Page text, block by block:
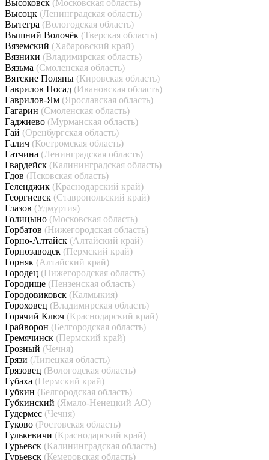
Высоковск (Московская область)
Высоцк (Ленинградская область)
Вытегра (Вологодская область)
Вышний Волочёк (Тверская область)
Вяземский (Хабаровский край)
Вязники (Владимирская область)
Вязьма (Смоленская область)
Вятские Поляны (Кировская область)
Гаврилов Посад (Ивановская область)
Гаврилов-Ям (Ярославская область)
Гагарин (Смоленская область)
Гаджиево (Мурманская область)
Гай (Оренбургская область)
Галич (Костромская область)
Гатчина (Ленинградская область)
Гвардейск (Калининградская область)
Гдов (Псковская область)
Геленджик (Краснодарский край)
Георгиевск (Ставропольский край)
Глазов (Удмуртия)
Голицыно (Московская область)
Горбатов (Нижегородская область)
Горно-Алтайск (Алтайский край)
Горнозаводск (Пермский край)
Горняк (Алтайский край)
Городец (Нижегородская область)
Городище (Пензенская область)
Городовиковск (Калмыкия)
Гороховец (Владимирская область)
Горячий Ключ (Краснодарский край)
Грайворон (Белгородская область)
Гремячинск (Пермский край)
Грозный (Чечня)
Грязи (Липецкая область)
Грязовец (Вологодская область)
Губаха (Пермский край)
Губкин (Белгородская область)
Губкинский (Ямало-Ненецкий АО)
Гудермес (Чечня)
Гуково (Ростовская область)
Гулькевичи (Краснодарский край)
Гурьевск (Калининградская область)
Гурьевск (Кемеровская область)